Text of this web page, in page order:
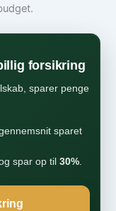
forsikring
sparer penge
sparet
spar op til 30%.